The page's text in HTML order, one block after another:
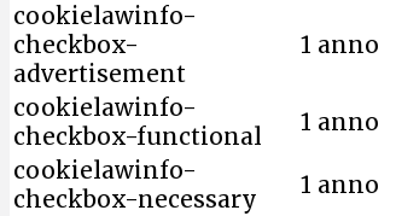
cookielawinfo-
checkbox-
advertisement
1 anno
cookielawinfo-
checkbox-functional
1 anno
cookielawinfo-
checkbox-necessary
1 anno